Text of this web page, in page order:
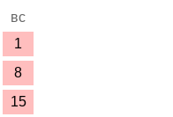
вс
1
8
15